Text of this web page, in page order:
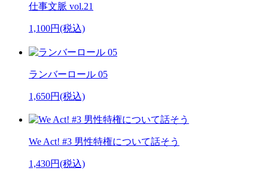
仕事文脈 vol.21
1,100円(税込)
ランバーロール 05
1,650円(税込)
We Act! #3 男性特権について話そう
1,430円(税込)